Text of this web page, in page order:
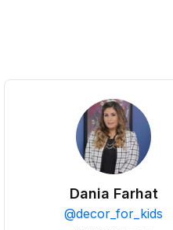
Dania Farhat
@decor_for_kids